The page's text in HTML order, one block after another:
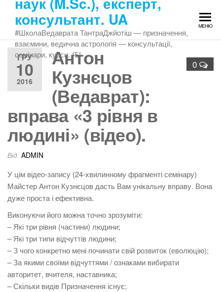
Перейти
змістуконсультант. UA
#ШколаВедаврата ТантраДжйотіш — призначення,
взаємини, ведична астрологія — консультації,
семінари, курси. Ԙ!
МЕНЮ
ГРУ
10
2016
0
Антон
Кузнєцов
(Ведаврат):
вправа «3 рівня в
людині» (відео).
Від ADMIN
У цім відео-запису (24-хвилинному фрагменті семінару)
Майстер Антон Кузнєцов дасть Вам унікальну вправу. Вона
дуже проста і ефективна.
Виконуючи його можна точно зрозуміти:
– Які три рівня (частини) людини;
– Які три типи відчуттів людини;
– З чого конкретно мені починати свій розвиток (еволюцію);
– За якими своїми відчуттями / ознаками вибирати
авторитет, вчителя, наставника;
– Скільки видів Призначення існує;